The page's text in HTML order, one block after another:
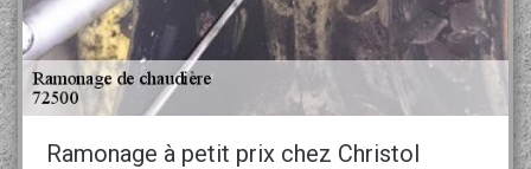
Ramonage à petit prix chez Christol